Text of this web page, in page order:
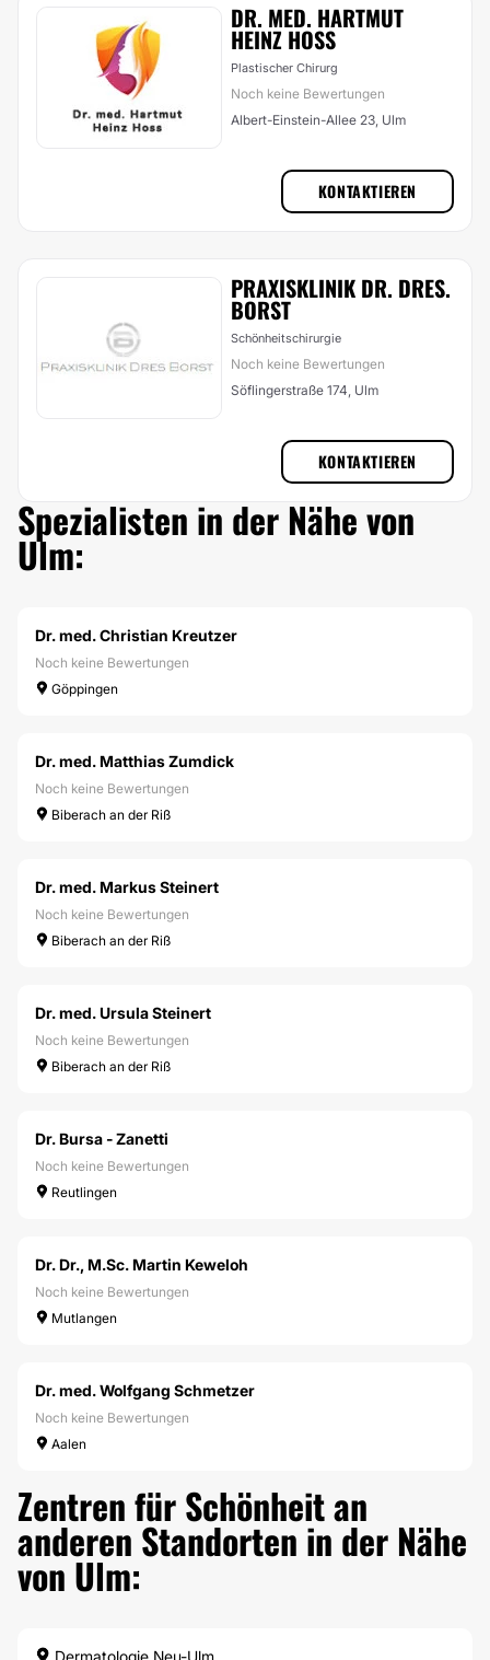
DR. MED. HARTMUT
HEINZ HOSS
Plastischer Chirurg
Noch keine Bewertungen
Albert-Einstein-Allee 23, Ulm
KONTAKTIEREN
PRAXISKLINIK DR. DRES.
BORST
Schönheitschirurgie
Noch keine Bewertungen
Söflingerstraße 174, Ulm
KONTAKTIEREN
Spezialisten in der Nähe von
Ulm:
Dr. med. Christian Kreutzer
Noch keine Bewertungen
Göppingen
Dr. med. Matthias Zumdick
Noch keine Bewertungen
Biberach an der Riß
Dr. med. Markus Steinert
Noch keine Bewertungen
Biberach an der Riß
Dr. med. Ursula Steinert
Noch keine Bewertungen
Biberach an der Riß
Dr. Bursa - Zanetti
Noch keine Bewertungen
Reutlingen
Dr. Dr., M.Sc. Martin Keweloh
Noch keine Bewertungen
Mutlangen
Dr. med. Wolfgang Schmetzer
Noch keine Bewertungen
Aalen
Zentren für Schönheit an
anderen Standorten in der Nähe
von Ulm:
Dermatologie Neu-Ulm